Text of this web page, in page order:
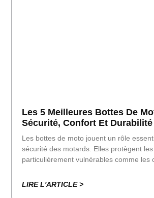
Les 5 Meilleures Bottes De
Sécurité, Confort Et Durabilité
Les bottes de moto jouent un rôle
sécurité des motards. Elles protègent
particulièrement vulnérables comme les
réduisent les risques de blessures
LIRE L'ARTICLE >